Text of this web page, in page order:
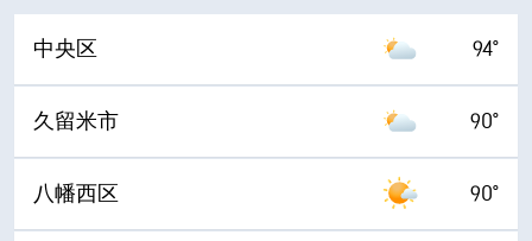
中央区 94°
久留米市 90°
八幡西区 90°